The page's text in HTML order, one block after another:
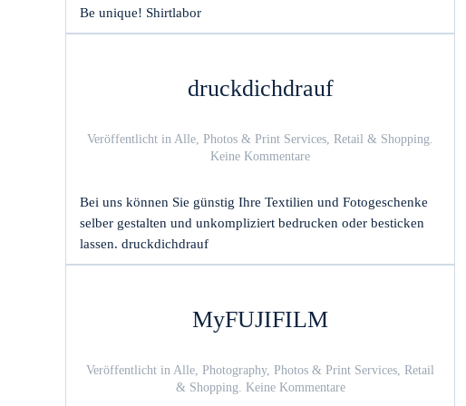
Be unique! Shirtlabor
druckdichdrauf
Veröffentlicht in Alle, Photos & Print Services, Retail & Shopping.
Keine Kommentarezu
Bei uns können Sie günstig Ihre Textilien und Fotogeschenke
selber gestalten und unkompliziert bedrucken oder besticken
lassen. druckdichdrauf
MyFUJIFILM
Veröffentlicht in Alle, Photography, Photos & Print Services, Retail
& Shopping. Keine Kommentarezu